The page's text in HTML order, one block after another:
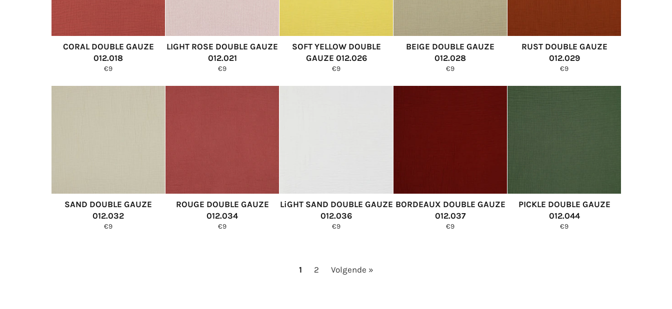
CORAL DOUBLE GAUZE
012.018
Normale
€9
LIGHT ROSE DOUBLE GAUZE
012.021
Normale
€9
SOFT YELLOW DOUBLE
GAUZE 012.026
Normale
€9
BEIGE DOUBLE GAUZE
012.028
Normale
€9
RUST DOUBLE GAUZE
012.029
Normale
€9
SAND DOUBLE GAUZE
012.032
Normale
€9
ROUGE DOUBLE GAUZE
012.034
Normale
€9
LiGHT SAND DOUBLE GAUZE
012.036
Normale
€9
BORDEAUX DOUBLE GAUZE
012.037
Normale
€9
PICKLE DOUBLE GAUZE
012.044
Normale
€9
1 2 Volgende »